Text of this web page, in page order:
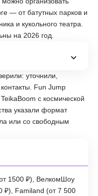
— от батутных парков и
и кукольного театра.
на 2026 год.
уточнили,
Fun Jump
с космической
указали формат
или со свободным
1500 ₽), ВелкомШоу
₽), Familand (от 7 500